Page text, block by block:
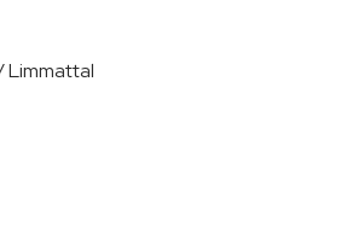
Limmattal